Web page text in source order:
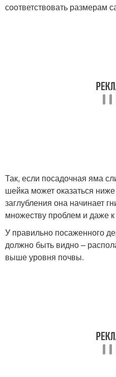
соответствовать размерам
Так, если посадочная яма
шейка может оказаться
заглубления она начинает
множеству проблем и даже
У правильно посаженного
должно быть видно –
выше уровня почвы.